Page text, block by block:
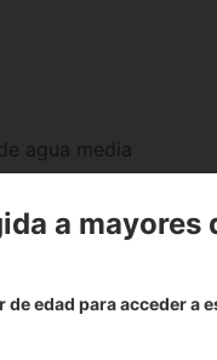
agua media
a mayores
de edad para acceder a